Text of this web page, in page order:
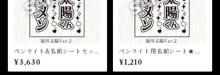
ペンライト&名前シートセット
（鮎川太陽）★芸能24周年記
念イベント
¥3,630
ペンライト用名前シート★芸
能24周年記念イベント
¥1,210